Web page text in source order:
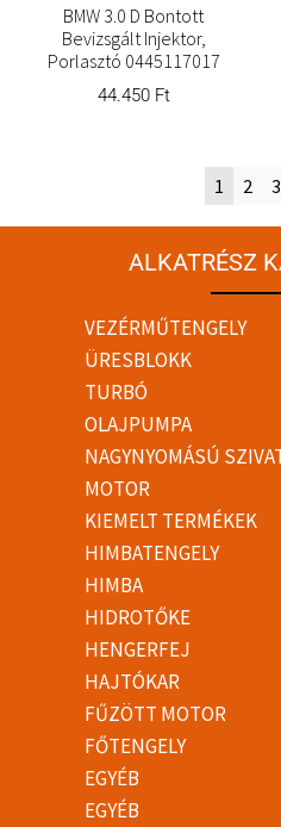
BMW 3.0 D Bontott
Bevizsgált Injektor,
Porlasztó 0445117017
44.450 Ft
1 2 3
ALKATRÉSZ
VEZÉRMŰTENGELY
ÜRESBLOKK
TURBÓ
OLAJPUMPA
NAGYNYOMÁSÚ
MOTOR
KIEMELT TERMÉKEK
HIMBATENGELY
HIMBA
HIDROTŐKE
HENGERFEJ
HAJTÓKAR
FŰZÖTT MOTOR
FŐTENGELY
EGYÉB
EGYÉB